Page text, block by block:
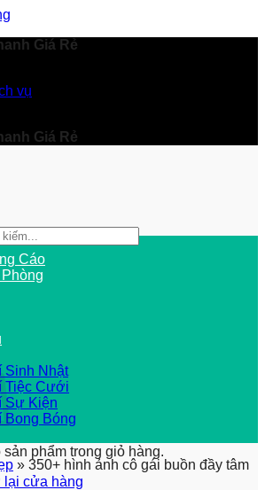
Giá Rẻ
vụ
Giá Rẻ
phẩm trong giỏ hàng.
lại cửa hàng
Cáo
Sinh Nhật
Tiệc Cưới
Sự Kiện
Bong Bóng
» 350+ hình ảnh cô gái buồn đầy tâm